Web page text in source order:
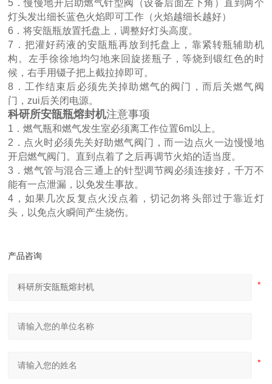
5．慢慢地开启助燃气针型阀（设备后面左下角）直到两个
灯头发出细长蓝色火焰即可工作（火焰越细长越好）
6．将安瓿瓶放置托盘上，调整好灯头高度。
7．把灌好药液的安瓿瓶再放到托盘上，靠紧转瓶辅助机
构。左手徐徐地均匀地来回旋搓瓶子，等烧到锻红色的时
候，右手用镊子把上截拉掉即可。
8．工作结束后必须先关掉助燃气的阀门，而后关燃气阀
门，zui后关闭电源。
科研所安瓿瓶熔封机注意事项
1 ．燃气瓶和燃气发生室必须离工作位置6m以上。
2．点火时必须先关好助燃气阀门，而一边点火一边慢慢地
开启燃气阀门。直到点着了之后再调节火焰的适当度。
3．燃气管与混合三通上的针型调节阀必须连接好，千万不
能有一点泄漏，以免发生事故。
4，如果几次反复点火没点着，切记勿将头部过于靠近灯
头，以免点火瞬间产生烧伤。
产品咨询